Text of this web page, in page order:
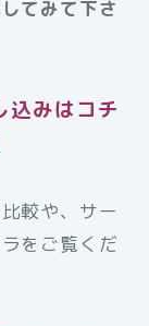
てみて下さ
込みはコチ
較や、サー
をご覧くだ